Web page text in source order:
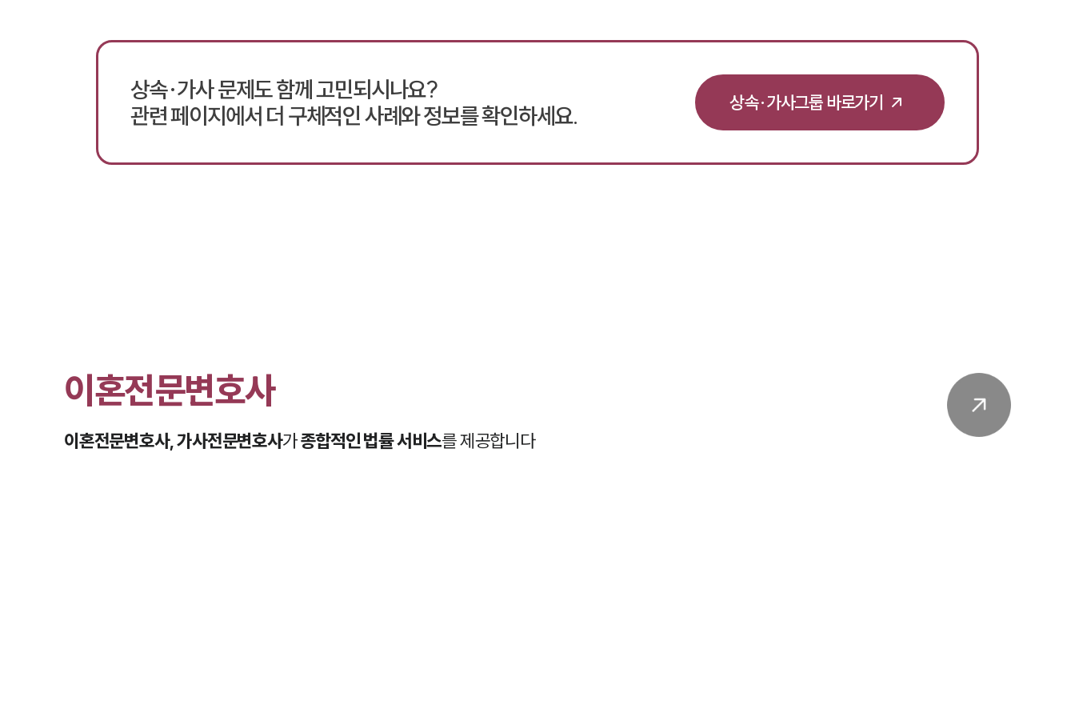
세미나
대륜법률상담예약
대륜법률상담예약
상속·가사 문제도 함께 고민되시나요?
관련 페이지에서 더 구체적인 사례와 정보를 확인하세요.
상속·가사그룹 바로가기
이혼전문변호사
이혼전문변호사, 가사전문변호사가종합적인 법률 서비스를 제공합니다